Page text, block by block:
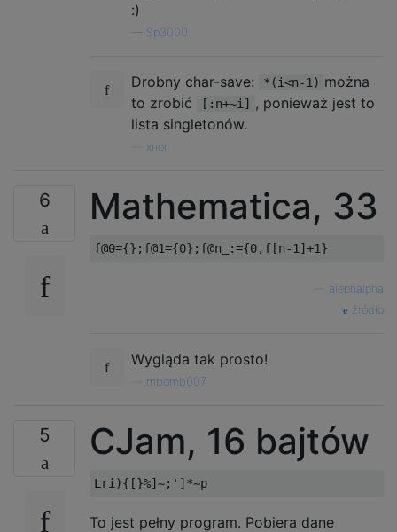
:)
Sp3000
Drobny char-save: *(i<n-1) można
to zrobić
[:n+~i]
, ponieważ jest to
lista singletonów.
xnor
6 Mathematica, 33
f@0={}; f@1={0}; f@n_ :={0, f [n-1 ]+1}
alephalpha
źródło
Wygląda tak prosto!
mbomb007
5 CJam, 16 bajtów
To jest pełny program. Pobiera dane